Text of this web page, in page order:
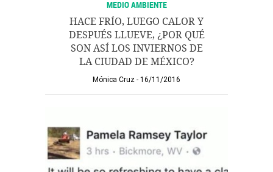
MEDIO AMBIENTE
HACE FRÍO, LUEGO CALOR Y
DESPUÉS LLUEVE, ¿POR QUÉ
SON ASÍ LOS INVIERNOS DE
LA CIUDAD DE MÉXICO?
Mónica Cruz 16/11/2016